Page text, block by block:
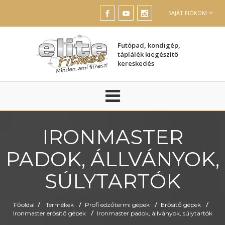
SAJÁT FIÓKOM
Futópad, kondigép,
táplálék kiegészítő
kereskedés
IRONMASTER
PADOK, ÁLLVÁNYOK,
SÚLYTARTÓK
Főoldal / Termékek / Profi edzőtermi gépek / Erősítő gépek /
Ironmaster erősítő gépek / Ironmaster padok, állványok, súlytartók